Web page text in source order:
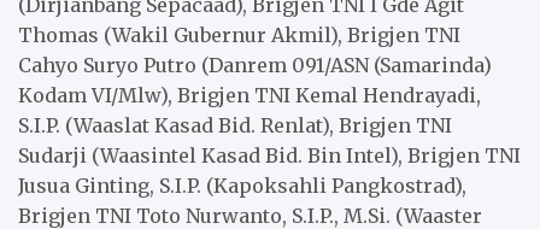
Thomas (Wakil Gubernur Akmil), Brigjen TNI
Cahyo Suryo Putro (Danrem 091/ASN (Samarinda)
Kodam VI/Mlw), Brigjen TNI Kemal Hendrayadi,
S.I.P. (Waaslat Kasad Bid. Renlat), Brigjen TNI
Sudarji (Waasintel Kasad Bid. Bin Intel), Brigjen TNI
Jusua Ginting, S.I.P. (Kapoksahli Pangkostrad),
Brigjen TNI Toto Nurwanto, S.I.P., M.Si. (Waaster